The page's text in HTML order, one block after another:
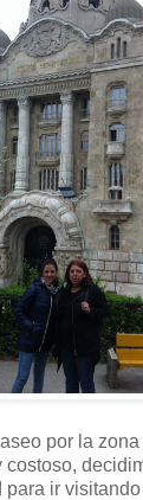
por la
para ir